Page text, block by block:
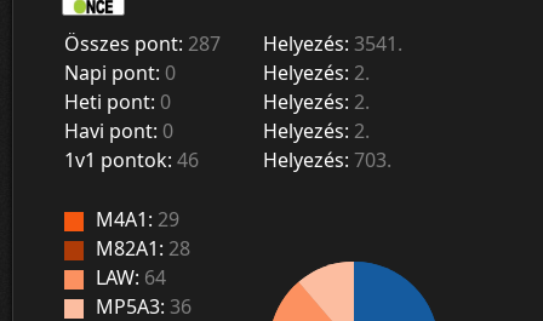
Összes pont: 287 Helyezés: 3541.
Napi pont: 0 Helyezés: 2.
Heti pont: 0 Helyezés: 2.
Havi pont: 0 Helyezés: 2.
1v1 pontok: 46 Helyezés: 703.
M4A1: 29
M82A1: 28
LAW: 64
MP5A3: 36